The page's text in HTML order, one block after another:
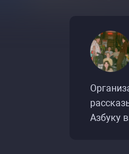
Азбуку